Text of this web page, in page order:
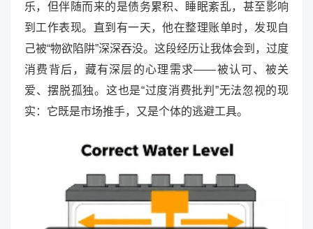
乐，但伴随而来的是债务累积、睡眠紊乱，甚至影响
到工作表现。直到有一天，他在整理账单时，发现自
己被“物欲陷阱”深深吞没。这段经历让我体会到，过度
消费背后，藏有深层的心理需求——被认可、被关
爱、摆脱孤独。这也是“过度消费批判”无法忽视的现
实：它既是市场推手，又是个体的逃避工具。